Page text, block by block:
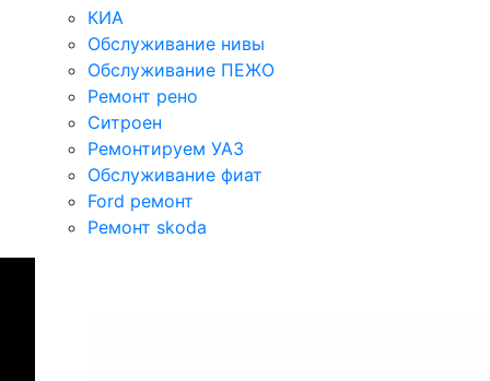
КИА
Обслуживание нивы
Обслуживание ПЕЖО
Ремонт рено
Ситроен
Ремонтируем УАЗ
Обслуживание фиат
Ford ремонт
Ремонт skoda